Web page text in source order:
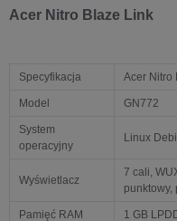
Acer Nitro Blaze Link
Specyfikacja Acer Nitro
Model GN772
System
operacyjny
Linux
Wyświetlacz
7 cali,
punktowy,
Pamięć RAM 1 GB